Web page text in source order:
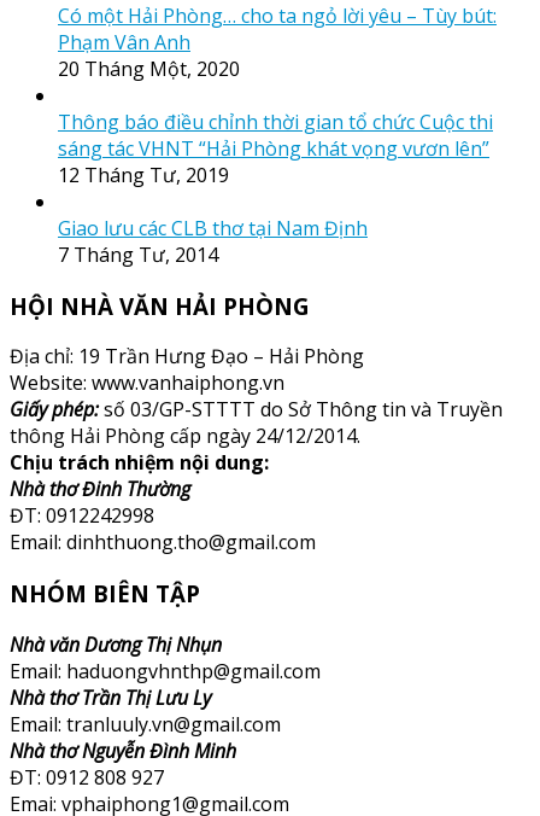
Có một Hải Phòng… cho ta ngỏ lời yêu – Tùy bút:
Phạm Vân Anh
20 Tháng Một, 2020
Thông báo điều chỉnh thời gian tổ chức Cuộc thi
sáng tác VHNT “Hải Phòng khát vọng vươn lên”
12 Tháng Tư, 2019
Giao lưu các CLB thơ tại Nam Định
7 Tháng Tư, 2014
HỘI NHÀ VĂN HẢI PHÒNG
Địa chỉ: 19 Trần Hưng Đạo – Hải Phòng
Website: www.vanhaiphong.vn
Giấy phép:số 03/GP-STTTT do Sở Thông tin và Truyền
thông Hải Phòng cấp ngày 24/12/2014.
Chịu trách nhiệm nội dung:
Nhà thơ Đinh Thường
ĐT: 0912242998
Email: dinhthuong.tho@gmail.com
NHÓM BIÊN TẬP
Nhà văn Dương Thị Nhụn
Email: haduongvhnthp@gmail.com
Nhà thơ Trần Thị Lưu Ly
Email: tranluuly.vn@gmail.com
Nhà thơ Nguyễn Đình Minh
ĐT: 0912 808 927
Emai: vphaiphong1@gmail.com